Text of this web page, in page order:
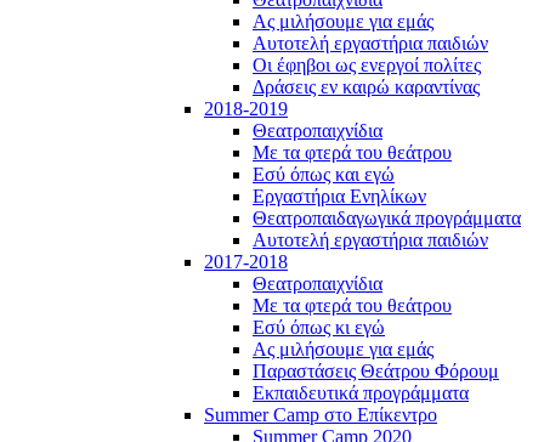
Ας μιλήσουμε για εμάς
Αυτοτελή εργαστήρια παιδιών
Οι έφηβοι ως ενεργοί πολίτες
Δράσεις εν καιρώ καραντίνας
2018-2019
Θεατροπαιχνίδια
Με τα φτερά του θεάτρου
Εσύ όπως και εγώ
Εργαστήρια Ενηλίκων
Θεατροπαιδαγωγικά προγράμματα
Αυτοτελή εργαστήρια παιδιών
2017-2018
Θεατροπαιχνίδια
Με τα φτερά του θεάτρου
Εσύ όπως κι εγώ
Ας μιλήσουμε για εμάς
Παραστάσεις Θεάτρου Φόρουμ
Εκπαιδευτικά προγράμματα
Summer Camp στο Επίκεντρο
Summer Camp 2020